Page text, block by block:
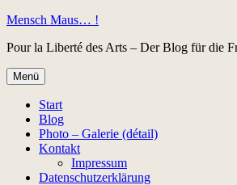
Zum
springen
Mensch Maus… !
Pour la Liberté des Arts – Der Blog für die
Menü
Start
Blog
Photo – Galerie (détail)
Kontakt
Impressum
Datenschutzerklärung